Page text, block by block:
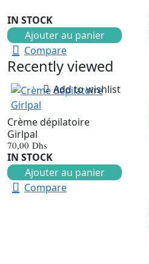
IN STOCK
Ajouter au panier
Compare
Recently viewed
Add to wishlist
Crème dépilatoire
Girlpal
70,00 Dhs
IN STOCK
Ajouter au panier
Compare